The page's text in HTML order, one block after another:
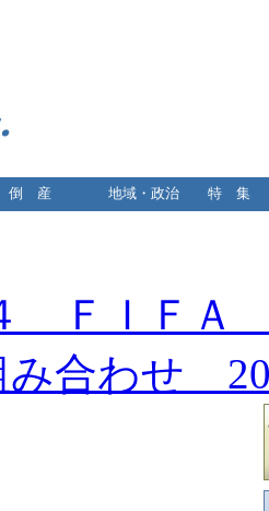
倒 産 地域・政治 特 集